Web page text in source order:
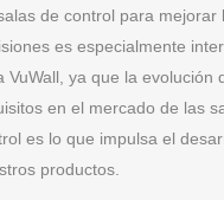
de control para mejorar
es especialmente
VuWall, ya que la evolución
en el mercado de las
es lo que impulsa el
productos.